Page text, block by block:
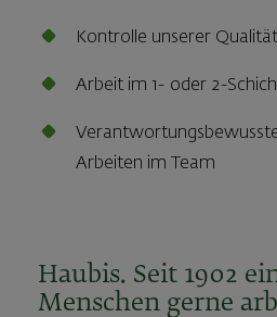
Kontrolle unserer
Arbeit im 1- oder 2-
Arbeiten im Team
Haubis. Seit 1902
Menschen gerne